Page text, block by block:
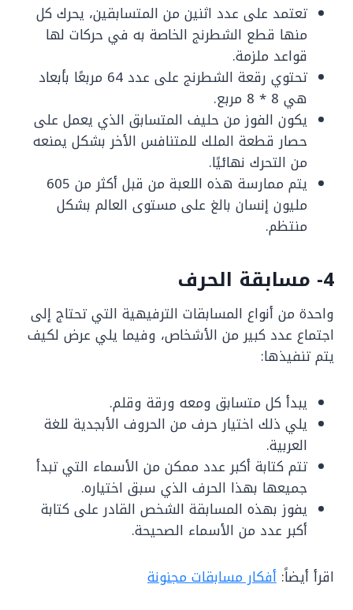
تعتمد على عدد اثنين من المتسابقين، يحرك كل
منها قطع الشطرنج الخاصة به في حركات لها
قواعد ملزمة.
تحتوي رقعة الشطرنج على عدد 64 مربعًا بأبعاد
هي 8 * 8 مربع.
يكون الفوز من حليف المتسابق الذي يعمل على
حصار قطعة الملك للمتنافس الأخر بشكل يمنعه
من التحرك نهائيًا.
يتم ممارسة هذه اللعبة من قبل أكثر من 605
مليون إنسان بالغ على مستوى العالم بشكل
منتظم.
4- مسابقة الحرف
واحدة من أنواع المسابقات الترفيهية التي تحتاج إلى
اجتماع عدد كبير من الأشخاص، وفيما يلي عرض لكيف
يتم تنفيذها:
يبدأ كل متسابق ومعه ورقة وقلم.
يلي ذلك اختيار حرف من الحروف الأبجدية للغة
العربية.
تتم كتابة أكبر عدد ممكن من الأسماء التي تبدأ
جميعها بهذا الحرف الذي سبق اختياره.
يفوز بهذه المسابقة الشخص القادر على كتابة
أكبر عدد من الأسماء الصحيحة.
اقرأ أيضاً: أفكار مسابقات مجنونة